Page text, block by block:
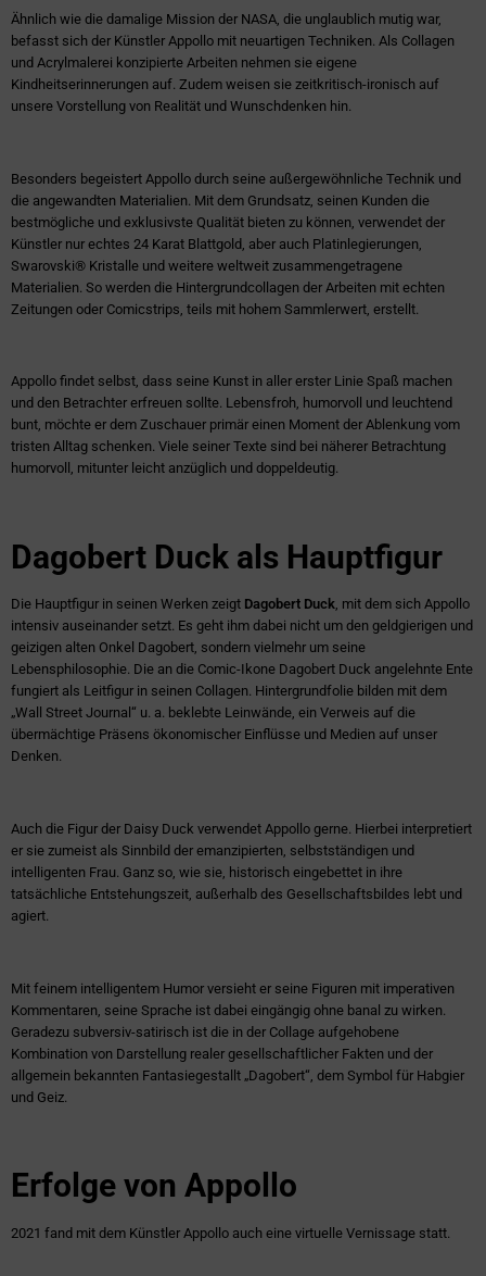
Ähnlich wie die damalige Mission der NASA, die unglaublich mutig war,
befasst sich der Künstler Appollo mit neuartigen Techniken. Als Collagen
und Acrylmalerei konzipierte Arbeiten nehmen sie eigene
Kindheitserinnerungen auf. Zudem weisen sie zeitkritisch-ironisch auf
unsere Vorstellung von Realität und Wunschdenken hin.
Besonders begeistert Appollo durch seine außergewöhnliche Technik und
die angewandten Materialien. Mit dem Grundsatz, seinen Kunden die
bestmögliche und exklusivste Qualität bieten zu können, verwendet der
Künstler nur echtes 24 Karat Blattgold, aber auch Platinlegierungen,
Swarovski® Kristalle und weitere weltweit zusammengetragene
Materialien. So werden die Hintergrundcollagen der Arbeiten mit echten
Zeitungen oder Comicstrips, teils mit hohem Sammlerwert, erstellt.
Appollo findet selbst, dass seine Kunst in aller erster Linie Spaß machen
und den Betrachter erfreuen sollte. Lebensfroh, humorvoll und leuchtend
bunt, möchte er dem Zuschauer primär einen Moment der Ablenkung vom
tristen Alltag schenken. Viele seiner Texte sind bei näherer Betrachtung
humorvoll, mitunter leicht anzüglich und doppeldeutig.
Dagobert Duck als Hauptfigur
Die Hauptfigur in seinen Werken zeigt Dagobert Duck, mit dem sich Appollo
intensiv auseinander setzt. Es geht ihm dabei nicht um den geldgierigen und
geizigen alten Onkel Dagobert, sondern vielmehr um seine
Lebensphilosophie. Die an die Comic-Ikone Dagobert Duck angelehnte Ente
fungiert als Leitfigur in seinen Collagen. Hintergrundfolie bilden mit dem
„Wall Street Journal“ u. a. beklebte Leinwände, ein Verweis auf die
übermächtige Präsens ökonomischer Einflüsse und Medien auf unser
Denken.
Auch die Figur der Daisy Duck verwendet Appollo gerne. Hierbei interpretiert
er sie zumeist als Sinnbild der emanzipierten, selbstständigen und
intelligenten Frau. Ganz so, wie sie, historisch eingebettet in ihre
tatsächliche Entstehungszeit, außerhalb des Gesellschaftsbildes lebt und
agiert.
Mit feinem intelligentem Humor versieht er seine Figuren mit imperativen
Kommentaren, seine Sprache ist dabei eingängig ohne banal zu wirken.
Geradezu subversiv-satirisch ist die in der Collage aufgehobene
Kombination von Darstellung realer gesellschaftlicher Fakten und der
allgemein bekannten Fantasiegestallt „Dagobert“, dem Symbol für Habgier
und Geiz.
Erfolge von Appollo
2021 fand mit dem Künstler Appollo auch eine virtuelle Vernissage statt.